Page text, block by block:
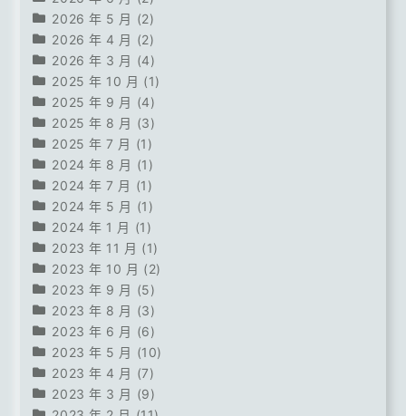
2026 年 5 月 (2)
2026 年 4 月 (2)
2026 年 3 月 (4)
2025 年 10 月 (1)
2025 年 9 月 (4)
2025 年 8 月 (3)
2025 年 7 月 (1)
2024 年 8 月 (1)
2024 年 7 月 (1)
2024 年 5 月 (1)
2024 年 1 月 (1)
2023 年 11 月 (1)
2023 年 10 月 (2)
2023 年 9 月 (5)
2023 年 8 月 (3)
2023 年 6 月 (6)
2023 年 5 月 (10)
2023 年 4 月 (7)
2023 年 3 月 (9)